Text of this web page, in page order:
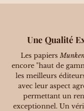
Une Qualité
Les papiers
encore "haut de
les meilleurs
avec leur aspect
permettant un
exceptionnel. Un